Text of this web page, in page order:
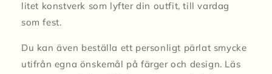
litet konstverk som lyfter din outfit, till vardag
som fest.
Du kan även beställa ett personligt pärlat smycke
utifrån egna önskemål på färger och design. Läs